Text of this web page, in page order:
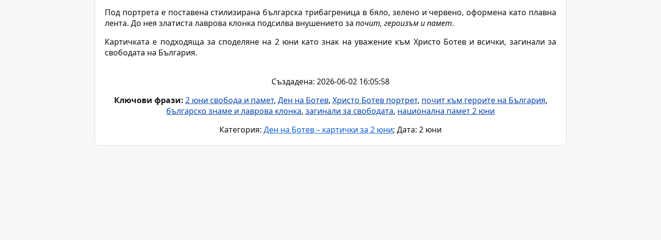
Под портрета е поставена стилизирана българска трибагреница в бяло, зелено и червено, оформена като плавна
лента. До нея златиста лаврова клонка подсилва внушението за почит, героизъм и памет.
Картичката е подходяща за споделяне на 2 юни като знак на уважение към Христо Ботев и всички, загинали за
свободата на България.
Създадена: 2026-06-02 16:05:58
Ключови фрази: 2 юни свобода и памет, Ден на Ботев, Христо Ботев портрет, почит към героите на България,
българско знаме и лаврова клонка, загинали за свободата, национална памет 2 юни
Категория: Ден на Ботев – картички за 2 юни; Дата: 2 юни